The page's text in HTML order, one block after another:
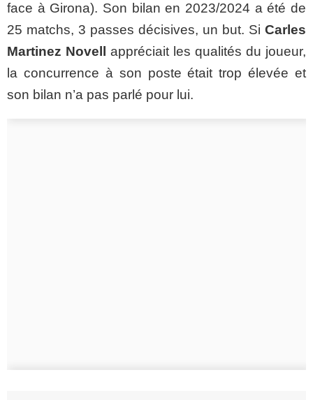
face à Girona). Son bilan en 2023/2024 a été de
25 matchs, 3 passes décisives, un but. Si Carles
Martinez Novell appréciait les qualités du joueur,
la concurrence à son poste était trop élevée et
son bilan n’a pas parlé pour lui.